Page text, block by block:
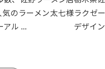
のラーメン太七様
アル ...
ラクゼ
デザイ